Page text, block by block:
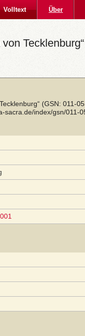
Volltext Über
(GSN: 011-
sacra.de/index/gsn/011-